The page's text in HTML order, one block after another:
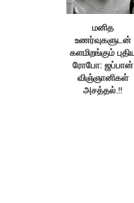
மனித
உணர்வுகளுடன்
களமிறங்கும்
ரோபோ: ஜப்பான்
விஞ்ஞானிகள்
அசத்தல்.!!